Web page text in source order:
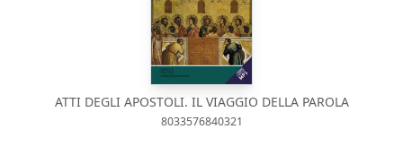
ATTI DEGLI APOSTOLI. IL VIAGGIO DELLA PAROLA
8033576840321